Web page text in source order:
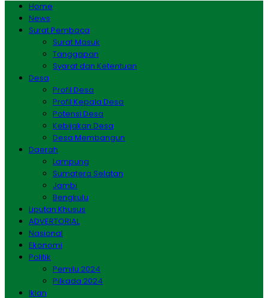
Home
News
Surat Pembaca
Surat Masuk
Tanggapan
Syarat dan Ketentuan
Desa
Profil Desa
Profil Kepala Desa
Potensi Desa
Kebijakan Desa
Desa Membangun
Daerah
Lampung
Sumatera Selatan
Jambi
Bengkulu
Liputan Khusus
ADVERTORIAL
Nasional
Ekonomi
Politik
Pemilu 2024
Pilkada 2024
Iklan